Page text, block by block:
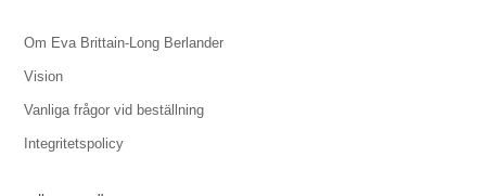
Om Eva Brittain-Long Berlander
Vision
Vanliga frågor vid beställning
Integritetspolicy